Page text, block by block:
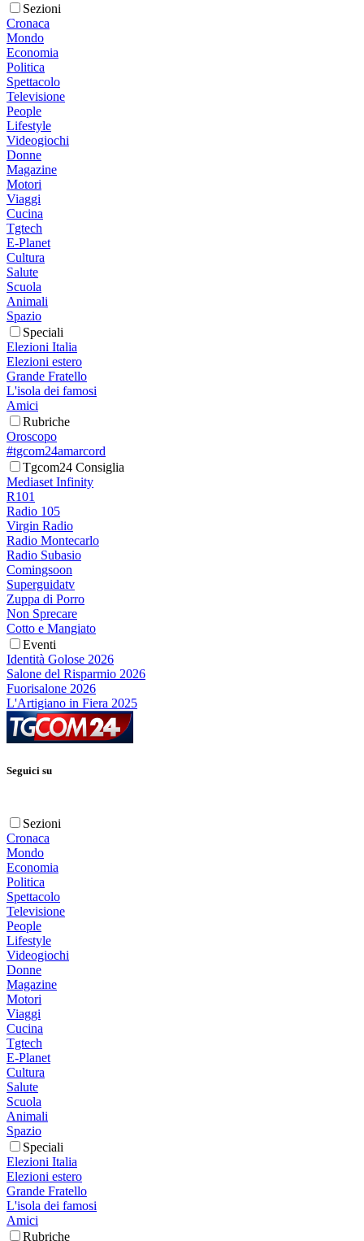
Sezioni
Cronaca
Mondo
Economia
Politica
Spettacolo
Televisione
People
Lifestyle
Videogiochi
Donne
Magazine
Motori
Viaggi
Cucina
Tgtech
E-Planet
Cultura
Salute
Scuola
Animali
Spazio
Speciali
Elezioni Italia
Elezioni estero
Grande Fratello
L'isola dei famosi
Amici
Rubriche
Oroscopo
#tgcom24amarcord
Tgcom24 Consiglia
Mediaset Infinity
R101
Radio 105
Virgin Radio
Radio Montecarlo
Radio Subasio
Comingsoon
Superguidatv
Zuppa di Porro
Non Sprecare
Cotto e Mangiato
Eventi
Identità Golose 2026
Salone del Risparmio 2026
Fuorisalone 2026
L'Artigiano in Fiera 2025
Seguici su
Sezioni
Cronaca
Mondo
Economia
Politica
Spettacolo
Televisione
People
Lifestyle
Videogiochi
Donne
Magazine
Motori
Viaggi
Cucina
Tgtech
E-Planet
Cultura
Salute
Scuola
Animali
Spazio
Speciali
Elezioni Italia
Elezioni estero
Grande Fratello
L'isola dei famosi
Amici
Rubriche